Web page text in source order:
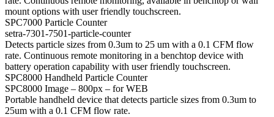
mount options with user friendly touchscreen.
SPC7000 Particle Counter
setra-7301-7501-particle-counter
Detects particle sizes from 0.3um to 25 um with a 0.1 CFM flow
rate. Continuous remote monitoring in a benchtop device with
battery operation capability with user friendly touchscreen.
SPC8000 Handheld Particle Counter
SPC8000 Image – 800px – for WEB
Portable handheld device that detects particle sizes from 0.3um to
25um with a 0.1 CFM flow rate.